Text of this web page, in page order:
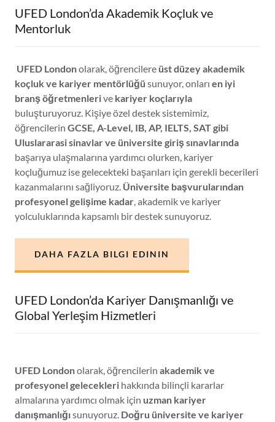
UFED London’da Akademik Koçluk ve
Mentorluk
UFED Londonolarak, öğrencilere üst düzey akademik
koçluk ve kariyer mentörlüğü sunuyor, onları en iyi
branş öğretmenlerive kariyer koçlarıyla
buluşturuyoruz. Kişiye özel destek sistemimiz,
öğrencilerin GCSE, A-Level, IB, AP, IELTS, SAT gibi
Uluslararasi sinavlar ve üniversite giriş sınavlarında
başarıya ulaşmalarına yardımcı olurken, kariyer
koçluğumuz ise gelecekteki başarıları için gerekli becerileri
kazanmalarını sağliyoruz. Üniversite başvurularından
profesyonel gelişime kadar, akademik ve kariyer
yolculuklarında kapsamlı bir destek sunuyoruz.
DAHA FAZLA BILGI EDININ
UFED London’da Kariyer Danışmanlığı ve
Global Yerleşim Hizmetleri
UFED Londonolarak, öğrencilerin akademik ve
profesyonel gelecekleri hakkında bilinçli kararlar
almalarına yardımcı olmak için uzman kariyer
danışmanlığısunuyoruz. Doğru üniversite ve kariyer